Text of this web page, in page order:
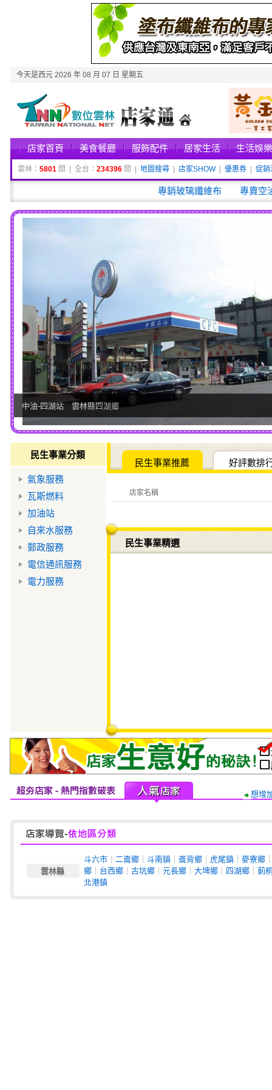
今天是西元 2026 年 08 月 07 日 星期五
店家首頁 美食餐廳 服飾配件 居家生活 生活娛樂
雲林： 5801 間 | 全台： 234396 間 | 地圖搜尋 店家SHOW| 優惠券 促銷
專銷玻璃纖維布 專賣空
中油-四湖站 雲林縣四湖鄉
民生事業分類
氣象服務
瓦斯燃料
加油站
自來水服務
郵政服務
電信通訊服務
電力服務
民生事業推薦 好評數排
店家名稱
民生事業精選
想增
雲林縣
斗六市 ｜二崙鄉 ｜斗南鎮 ｜崙背鄉 虎尾鎮 ｜麥寮鄉
鄉
台西鄉 ｜古坑鄉 ｜元長鄉 ｜大埤鄉 四湖鄉 ｜莿
北港鎮